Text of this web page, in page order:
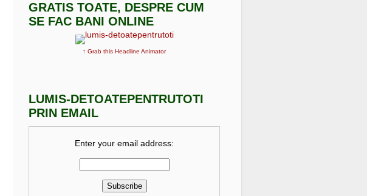
GRATIS TOATE, DESPRE CUM
SE FAC BANI ONLINE
↑ Grab this Headline Animator
LUMIS-DETOATEPENTRUTOTI
PRIN EMAIL
Enter your email address: